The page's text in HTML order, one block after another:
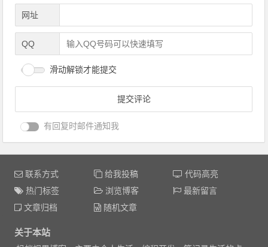
网址
QQ
滑动解锁才能提交
有回复时邮件通知我
联系方式 给我投稿
代码高亮
热门标签
浏览博客
最新留言
文章归档
随机文章
关于本站